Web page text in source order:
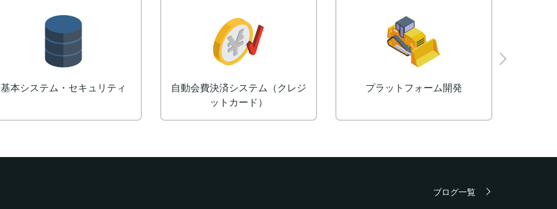
基本システム・セキュリティ
自動会費決済システム（クレジ
ットカード）
プラットフォーム開発
ブログ一覧